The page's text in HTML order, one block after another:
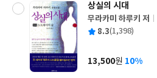
상실의 시대
글
쓴
무라카미 하루키 저
출
사
평 8.3(1,398)
가
13,500원 10%